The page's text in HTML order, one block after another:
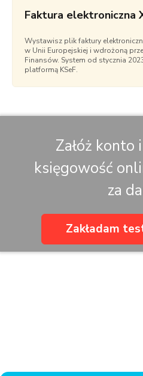
Faktura elektroniczna
Wystawisz plik faktury
w Unii Europejskiej i wdrożoną
Finansów. System od stycznia 2023 zintegrowany z rządową
platformą KSeF.
Załóż konto
księgowość
za
Zakładam